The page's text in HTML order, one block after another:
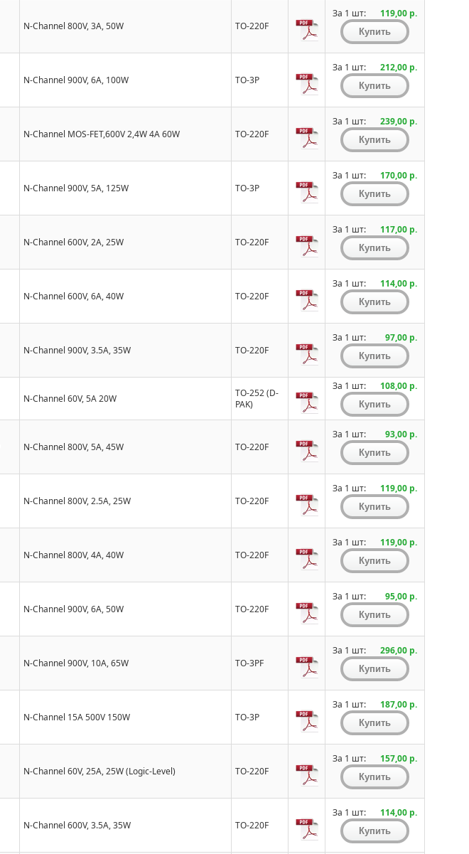
N-Channel 800V, 3A, 50W TO-220F
За 1 шт: 119,00 р.
N-Channel 900V, 6A, 100W TO-3P
За 1 шт: 212,00 р.
N-Channel MOS-FET,600V 2,4W 4A 60W TO-220F
За 1 шт: 239,00 р.
N-Channel 900V, 5A, 125W TO-3P
За 1 шт: 170,00 р.
N-Channel 600V, 2A, 25W TO-220F
За 1 шт: 117,00 р.
N-Channel 600V, 6A, 40W TO-220F
За 1 шт: 114,00 р.
N-Channel 900V, 3.5A, 35W TO-220F
За 1 шт: 97,00 р.
N-Channel 60V, 5A 20W
TO-252 (D-
PAK)
За 1 шт: 108,00 р.
N-Channel 800V, 5A, 45W TO-220F
За 1 шт: 93,00 р.
N-Channel 800V, 2.5A, 25W TO-220F
За 1 шт: 119,00 р.
N-Channel 800V, 4A, 40W TO-220F
За 1 шт: 119,00 р.
N-Channel 900V, 6A, 50W TO-220F
За 1 шт: 95,00 р.
N-Channel 900V, 10A, 65W TO-3PF
За 1 шт: 296,00 р.
N-Channel 15A 500V 150W TO-3P
За 1 шт: 187,00 р.
N-Channel 60V, 25A, 25W (Logic-Level) TO-220F
За 1 шт: 157,00 р.
N-Channel 600V, 3.5A, 35W TO-220F
За 1 шт: 114,00 р.